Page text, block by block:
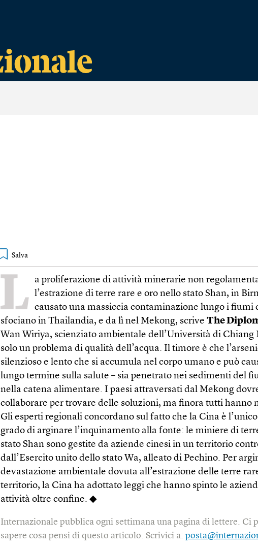
L
a proliferazione di attività minerarie non
l’estrazione di terre rare e oro nello stato Shan, in
causato una massiccia contaminazione lungo i fiumi
sfociano in Thailandia, e da lì nel Mekong, scriveThe
Wan Wiriya, scienziato ambientale dell’Università di Chiang
solo un problema di qualità dell’acqua. Il timore è che
silenzioso e lento che si accumula nel corpo umano e può
lungo termine sulla salute – sia penetrato nei sedimenti del
nella catena alimentare. I paesi attraversati dal Mekong
collaborare per trovare delle soluzioni, ma finora tutti hanno
Gli esperti regionali concordano sul fatto che la Cina è
grado di arginare l’inquinamento alla fonte: le miniere di
stato Shan sono gestite da aziende cinesi in un territorio
dall’Esercito unito dello stato Wa, alleato di Pechino. Per
devastazione ambientale dovuta all’estrazione delle terre
territorio, la Cina ha adottato leggi che hanno spinto le
attività oltre confine. ◆
Internazionale pubblica ogni settimana una pagina di lettere. Ci
sapere cosa pensi di questo articolo. Scrivici a: